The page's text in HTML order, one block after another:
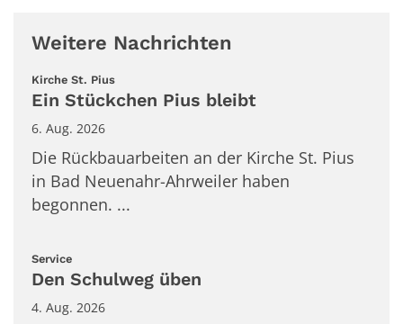
Weitere Nachrichten
Kirche St. Pius:
Ein Stückchen Pius bleibt
6. Aug. 2026
Die Rückbauarbeiten an der Kirche St. Pius
in Bad Neuenahr-Ahrweiler haben
begonnen. ...
Service:
Den Schulweg üben
4. Aug. 2026